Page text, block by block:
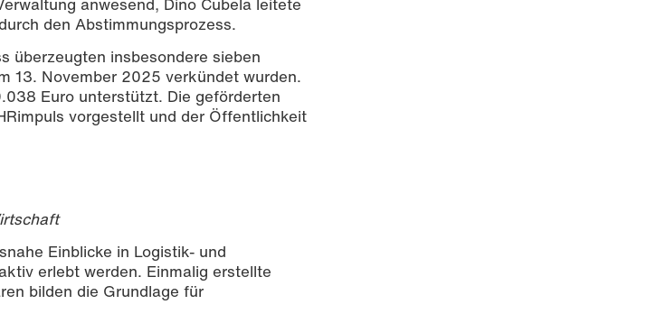
den Abstimmungsprozess.
überzeugten insbesondere sieben
13. November 2025 verkündet wurden.
Euro unterstützt. Die geförderten
vorgestellt und der Öffentlichkeit
Einblicke in Logistik- und
erlebt werden. Einmalig erstellte
bilden die Grundlage für